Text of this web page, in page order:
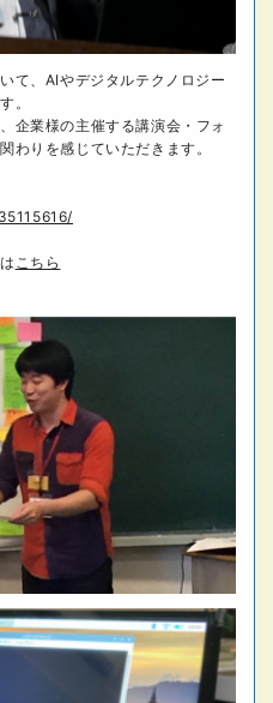
て、AIやデジタルテクノロジー
。
企業様の主催する講演会・フォ
わりを感じていただきます。
こちら